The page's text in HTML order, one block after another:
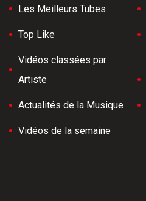
Les Meilleurs Tubes
Top Like
Vidéos classées par
Artiste
Actualités de la Musique
Vidéos de la semaine